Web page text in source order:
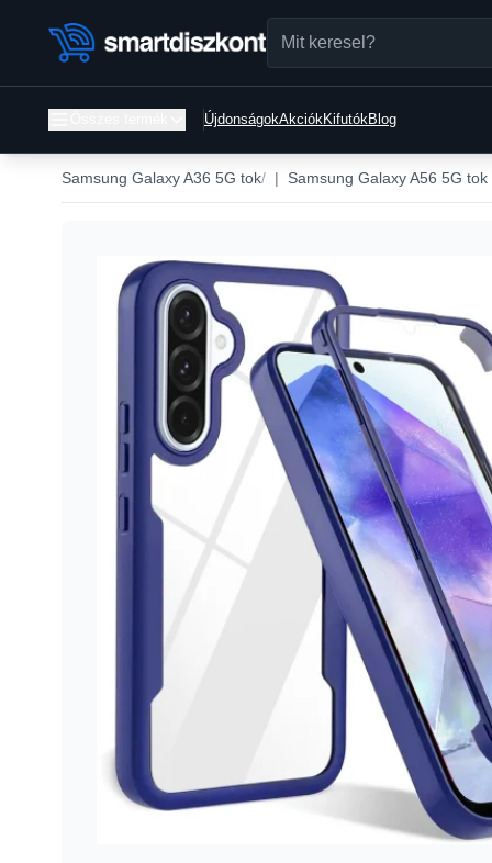
ÚjdonságokAkciókKifutókBlog
Samsung Galaxy A36 5G tok | Samsung Galaxy A56 5G tok